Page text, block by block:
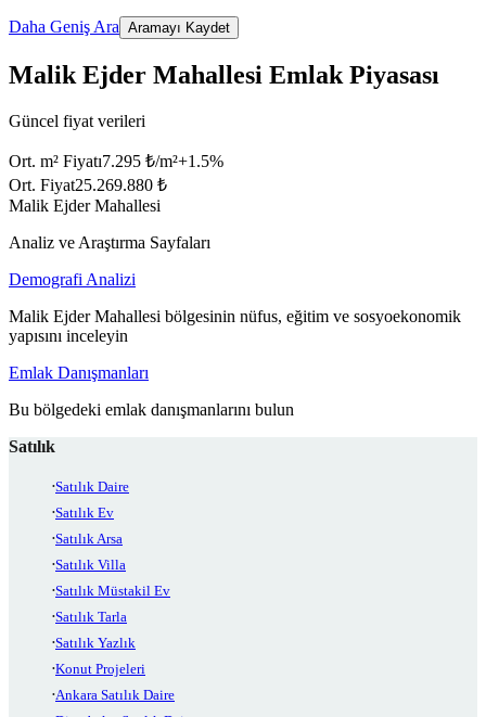
Daha Geniş Ara Aramayı Kaydet
Malik Ejder Mahallesi Emlak Piyasası
Güncel fiyat verileri
Ort. m² Fiyatı7.295 ₺/m²+1.5%
Ort. Fiyat25.269.880 ₺
Malik Ejder Mahallesi
Analiz ve Araştırma Sayfaları
Demografi Analizi
Malik Ejder Mahallesi bölgesinin nüfus, eğitim ve sosyoekonomik
yapısını inceleyin
Emlak Danışmanları
Bu bölgedeki emlak danışmanlarını bulun
Satılık
Satılık Daire
Satılık Ev
Satılık Arsa
Satılık Villa
Satılık Müstakil Ev
Satılık Tarla
Satılık Yazlık
Konut Projeleri
Ankara Satılık Daire